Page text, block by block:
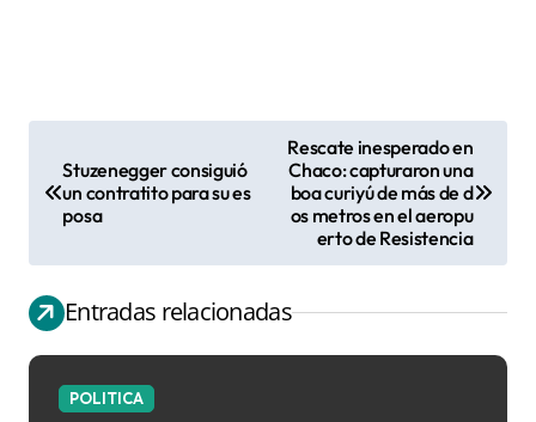
e
g
a
Stuzenegger consiguió
un contratito para su es
posa
Rescate inesperado en
Chaco: capturaron una
boa curiyú de más de d
os metros en el aeropu
erto de Resistencia
Entradas relacionadas
POLITICA